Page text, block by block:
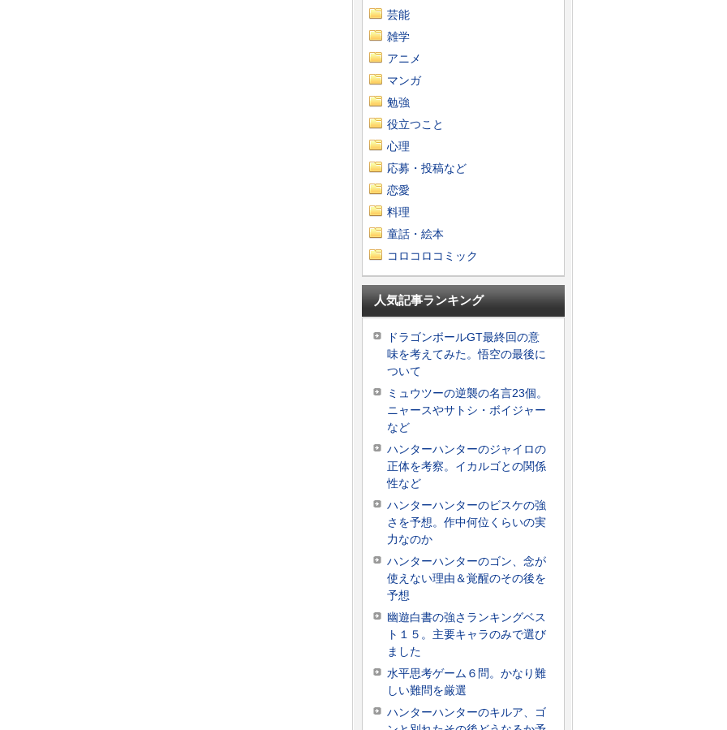
芸能
雑学
アニメ
マンガ
勉強
役立つこと
心理
応募・投稿など
恋愛
料理
童話・絵本
コロコロコミック
人気記事ランキング
ドラゴンボールGT最終回の意
味を考えてみた。悟空の最後に
ついて
ミュウツーの逆襲の名言23個。
ニャースやサトシ・ボイジャー
など
ハンターハンターのジャイロの
正体を考察。イカルゴとの関係
性など
ハンターハンターのビスケの強
さを予想。作中何位くらいの実
力なのか
ハンターハンターのゴン、念が
使えない理由＆覚醒のその後を
予想
幽遊白書の強さランキングベス
ト１５。主要キャラのみで選び
ました
水平思考ゲーム６問。かなり難
しい難問を厳選
ハンターハンターのキルア、ゴ